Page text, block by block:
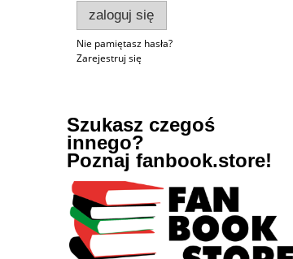
zaloguj się
Nie pamiętasz hasła?
Zarejestruj się
Szukasz czegoś
innego?
Poznaj fanbook.store!